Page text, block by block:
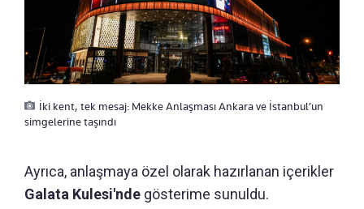
İki kent, tek mesaj: Mekke Anlaşması Ankara ve İstanbul’un
simgelerine taşındı
Ayrıca, anlaşmaya özel olarak hazırlanan içerikler
Galata Kulesi'nde gösterime sunuldu.